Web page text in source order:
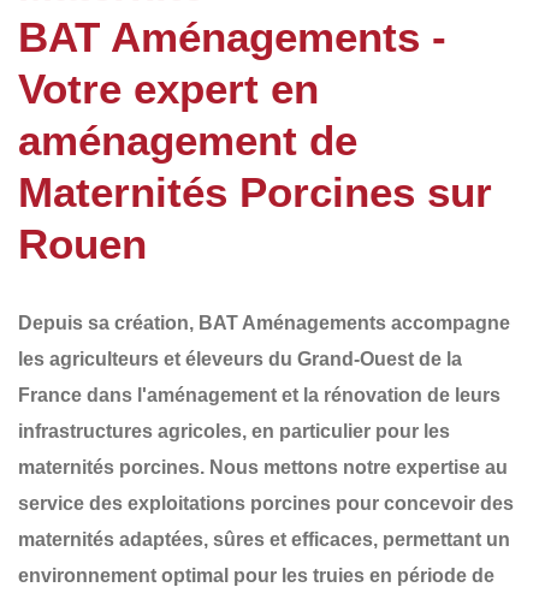
BAT Aménagements -
Votre expert en
aménagement de
Maternités Porcines sur
Rouen
Depuis sa création, BAT Aménagements accompagne
les agriculteurs et éleveurs du Grand-Ouest de la
France dans l'aménagement et la rénovation de leurs
infrastructures agricoles, en particulier pour les
maternités porcines. Nous mettons notre expertise au
service des exploitations porcines pour concevoir des
maternités adaptées, sûres et efficaces, permettant un
environnement optimal pour les truies en période de